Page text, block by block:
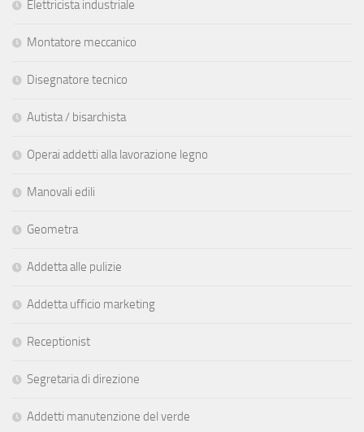
Elettricista industriale
Montatore meccanico
Disegnatore tecnico
Autista / bisarchista
Operai addetti alla lavorazione legno
Manovali edili
Geometra
Addetta alle pulizie
Addetta ufficio marketing
Receptionist
Segretaria di direzione
Addetti manutenzione del verde